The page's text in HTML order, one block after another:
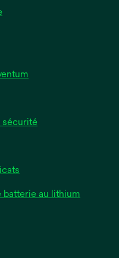
s’ouvre
onglet
sécurité
batterie au lithium